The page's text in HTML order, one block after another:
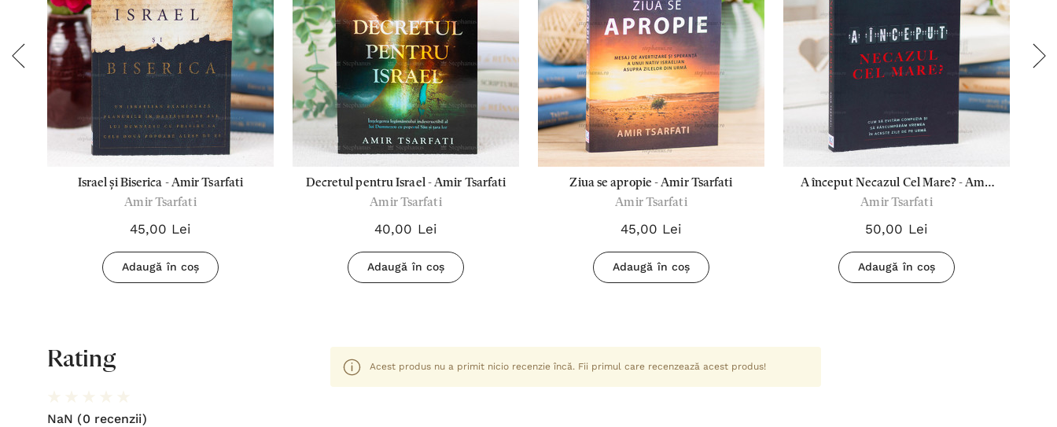
Israel și Biserica - Amir Tsarfati
Amir Tsarfati
45,00 Lei
Adaugă în coș
Decretul pentru Israel - Amir Tsarfati
Amir Tsarfati
40,00 Lei
Adaugă în coș
Ziua se apropie - Amir Tsarfati
Amir Tsarfati
45,00 Lei
Adaugă în coș
A început Necazul Cel Mare? - Amir
Tsarfati
Amir Tsarfati
50,00 Lei
Adaugă în coș
Rating
NaN (0 recenzii)
Acest produs nu a primit nicio recenzie încă. Fii primul care recenzează acest produs!